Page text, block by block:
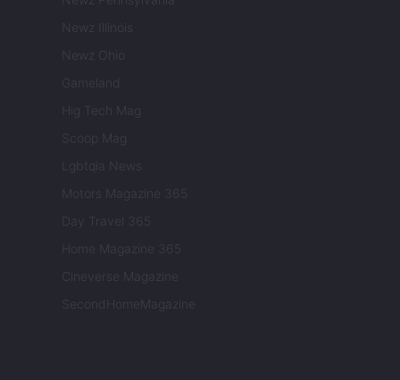
Newz Illinois
Newz Ohio
Gameland
Hig Tech Mag
Scoop Mag
Lgbtqia News
Motors Magazine 365
Day Travel 365
Home Magazine 365
Cineverse Magazine
SecondHomeMagazine